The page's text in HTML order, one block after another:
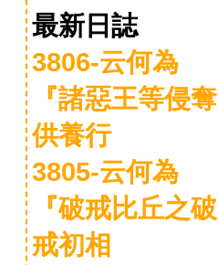
最新日誌
3806-云何為
『諸惡王等侵奪
供養行
3805-云何為
『破戒比丘之破
戒初相